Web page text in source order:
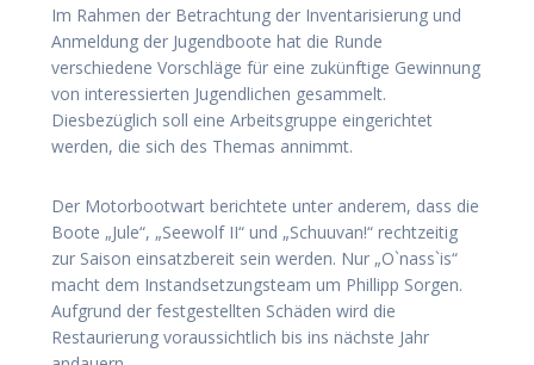
Im Rahmen der Betrachtung der Inventarisierung und
Anmeldung der Jugendboote hat die Runde
verschiedene Vorschläge für eine zukünftige Gewinnung
von interessierten Jugendlichen gesammelt.
Diesbezüglich soll eine Arbeitsgruppe eingerichtet
werden, die sich des Themas annimmt.
Der Motorbootwart berichtete unter anderem, dass die
Boote „Jule“, „Seewolf II“ und „Schuuvan!“ rechtzeitig
zur Saison einsatzbereit sein werden. Nur „O`nass`is“
macht dem Instandsetzungsteam um Phillipp Sorgen.
Aufgrund der festgestellten Schäden wird die
Restaurierung voraussichtlich bis ins nächste Jahr